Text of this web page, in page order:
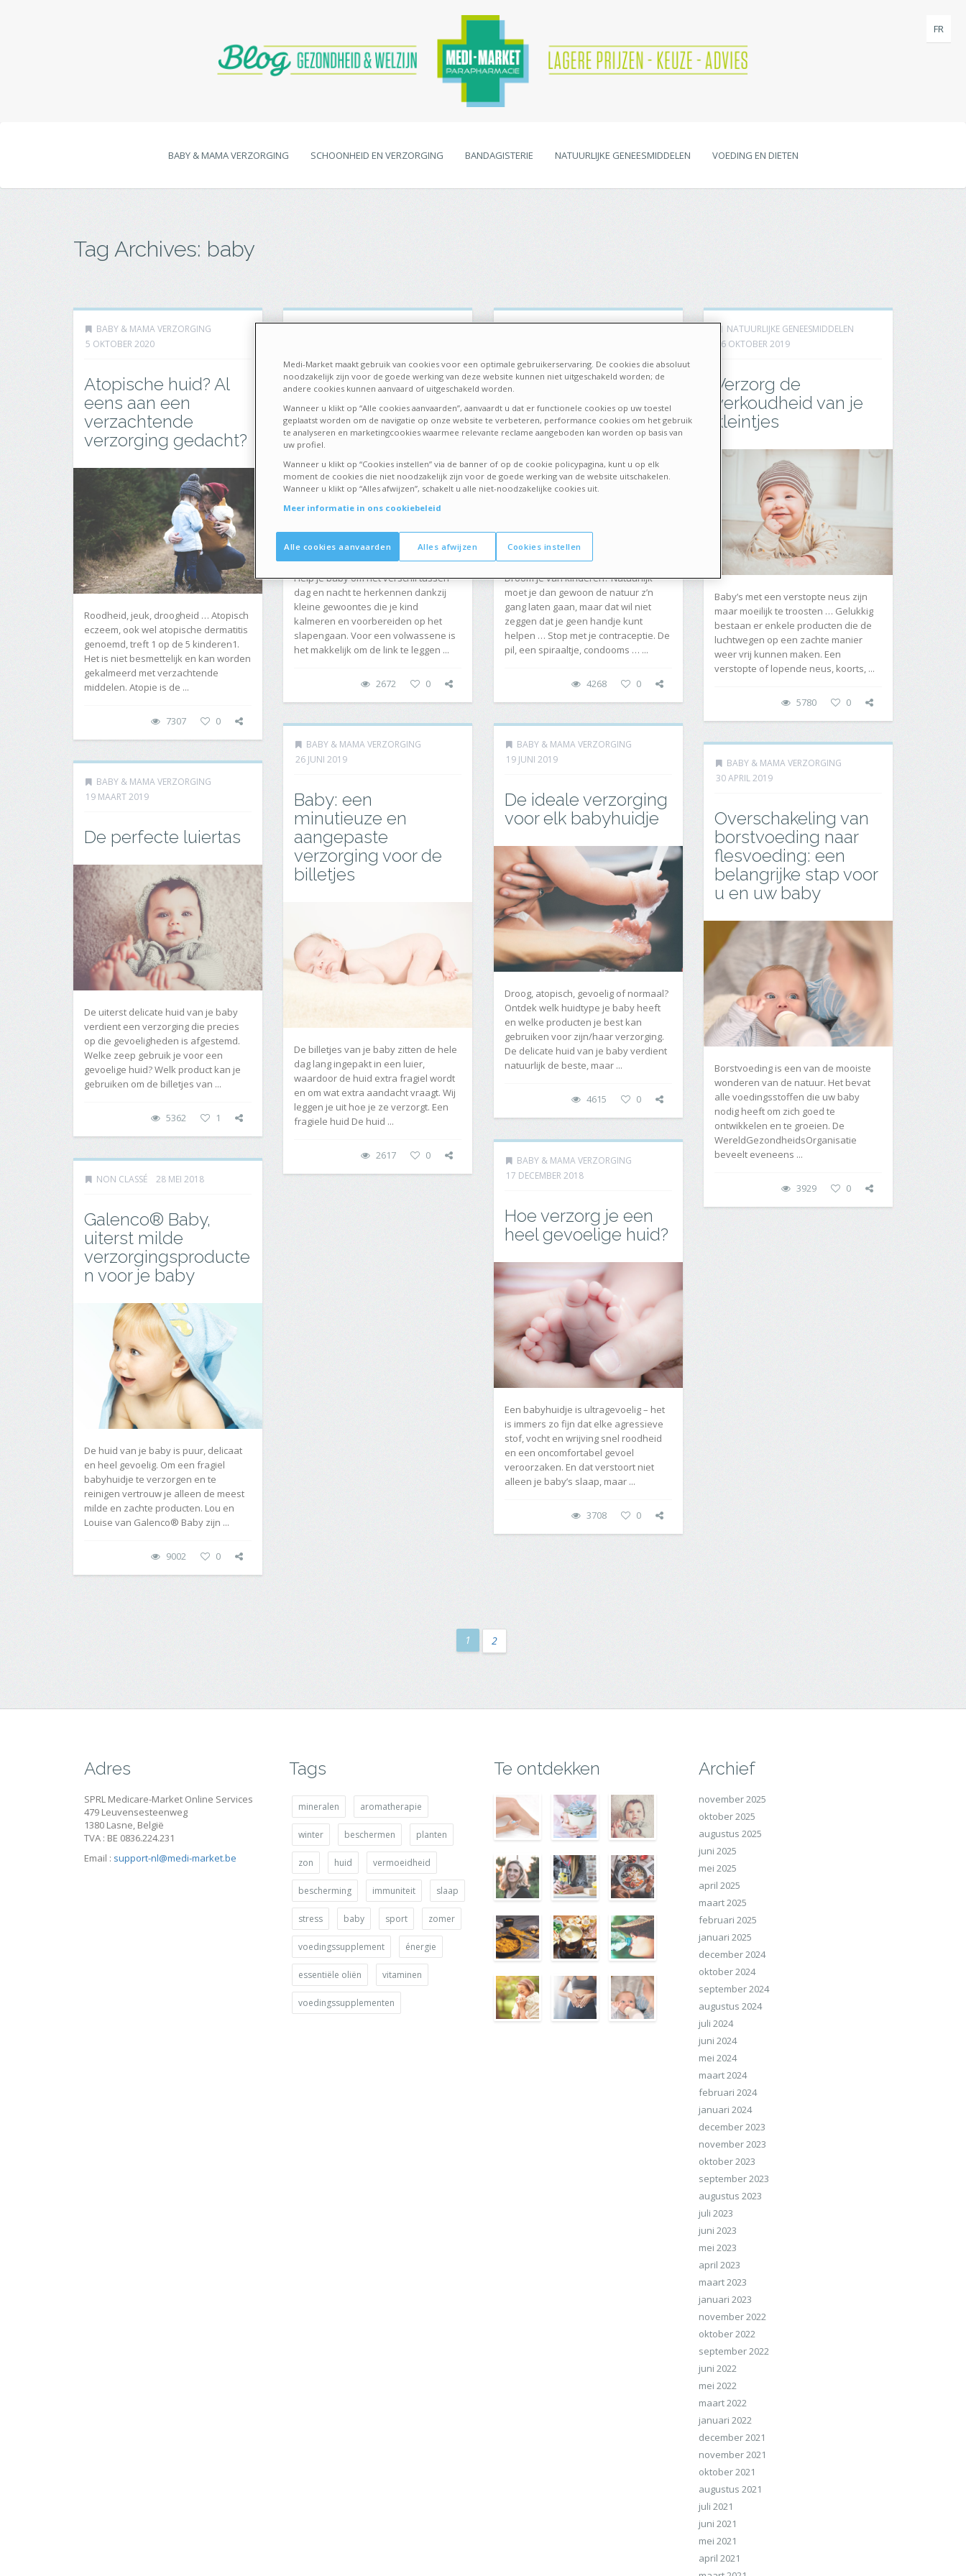
FR
BABY & MAMA VERZORGING SCHOONHEID EN VERZORGING BANDAGISTERIE NATUURLIJKE GENEESMIDDELEN VOEDING EN DIETEN
Tag Archives: baby
BABY & MAMA VERZORGING
5 OKTOBER 2020
Atopische huid? Al
eens aan een
verzachtende
verzorging gedacht?
Roodheid, jeuk, droogheid … Atopisch
eczeem, ook wel atopische dermatitis
genoemd, treft 1 op de 5 kinderen1.
Het is niet besmettelijk en kan worden
gekalmeerd met verzachtende
middelen. Atopie is de ...
7307 0
Het belang van een
avondritueel
Help je baby om het verschil tussen
dag en nacht te herkennen dankzij
kleine gewoontes die je kind
kalmeren en voorbereiden op het
slapengaan. Voor een volwassene is
het makkelijk om de link te leggen ...
2672 0
Hoe kan je snel
zwanger worden?
Droom je van kinderen? Natuurlijk
moet je dan gewoon de natuur z’n
gang laten gaan, maar dat wil niet
zeggen dat je geen handje kunt
helpen … Stop met je contraceptie. De
pil, een spiraaltje, condooms … ...
4268 0
NATUURLIJKE GENEESMIDDELEN
16 OKTOBER 2019
Verzorg de
verkoudheid van je
kleintjes
Baby’s met een verstopte neus zijn
maar moeilijk te troosten … Gelukkig
bestaan er enkele producten die de
luchtwegen op een zachte manier
weer vrij kunnen maken. Een
verstopte of lopende neus, koorts, ...
5780 0
BABY & MAMA VERZORGING
26 JUNI 2019
Baby: een
minutieuze en
aangepaste
verzorging voor de
billetjes
De billetjes van je baby zitten de hele
dag lang ingepakt in een luier,
waardoor de huid extra fragiel wordt
en om wat extra aandacht vraagt. Wij
leggen je uit hoe je ze verzorgt. Een
fragiele huid De huid ...
2617 0
BABY & MAMA VERZORGING
19 JUNI 2019
De ideale verzorging
voor elk babyhuidje
Droog, atopisch, gevoelig of normaal?
Ontdek welk huidtype je baby heeft
en welke producten je best kan
gebruiken voor zijn/haar verzorging.
De delicate huid van je baby verdient
natuurlijk de beste, maar ...
4615 0
BABY & MAMA VERZORGING
30 APRIL 2019
Overschakeling van
borstvoeding naar
flesvoeding: een
belangrijke stap voor
u en uw baby
Borstvoeding is een van de mooiste
wonderen van de natuur. Het bevat
alle voedingsstoffen die uw baby
nodig heeft om zich goed te
ontwikkelen en te groeien. De
WereldGezondheidsOrganisatie
beveelt eveneens ...
3929 0
BABY & MAMA VERZORGING
19 MAART 2019
De perfecte luiertas
De uiterst delicate huid van je baby
verdient een verzorging die precies
op die gevoeligheden is afgestemd.
Welke zeep gebruik je voor een
gevoelige huid? Welk product kan je
gebruiken om de billetjes van ...
5362 1
BABY & MAMA VERZORGING
17 DECEMBER 2018
Hoe verzorg je een
heel gevoelige huid?
Een babyhuidje is ultragevoelig – het
is immers zo fijn dat elke agressieve
stof, vocht en wrijving snel roodheid
en een oncomfortabel gevoel
veroorzaken. En dat verstoort niet
alleen je baby’s slaap, maar ...
3708 0
NON CLASSÉ 28 MEI 2018
Galenco® Baby,
uiterst milde
verzorgingsproducte
n voor je baby
De huid van je baby is puur, delicaat
en heel gevoelig. Om een fragiel
babyhuidje te verzorgen en te
reinigen vertrouw je alleen de meest
milde en zachte producten. Lou en
Louise van Galenco® Baby zijn ...
9002 0
1 2
Adres
SPRL Medicare-Market Online Services
479 Leuvensesteenweg
1380 Lasne, België
TVA : BE 0836.224.231
Email : support-nl@medi-market.be
Tags
mineralen aromatherapie
winter beschermen planten
zon huid vermoeidheid
bescherming immuniteit slaap
stress baby sport zomer
voedingssupplement énergie
essentiële oliën vitaminen
voedingssupplementen
Te ontdekken Archief
november 2025
oktober 2025
augustus 2025
juni 2025
mei 2025
april 2025
maart 2025
februari 2025
januari 2025
december 2024
oktober 2024
september 2024
augustus 2024
juli 2024
juni 2024
mei 2024
maart 2024
februari 2024
januari 2024
december 2023
november 2023
oktober 2023
september 2023
augustus 2023
juli 2023
juni 2023
mei 2023
april 2023
maart 2023
januari 2023
november 2022
oktober 2022
september 2022
juni 2022
mei 2022
maart 2022
januari 2022
december 2021
november 2021
oktober 2021
augustus 2021
juli 2021
juni 2021
mei 2021
april 2021
Medi-Market maakt gebruik van cookies voor een optimale gebruikerservaring. De cookies die absoluut
noodzakelijk zijn voor de goede werking van deze website kunnen niet uitgeschakeld worden; de
andere cookies kunnen aanvaard of uitgeschakeld worden.
Wanneer u klikt op “Alle cookies aanvaarden”, aanvaardt u dat er functionele cookies op uw toestel
geplaatst worden om de navigatie op onze website te verbeteren, performance cookies om het gebruik
te analyseren en marketingcookies waarmee relevante reclame aangeboden kan worden op basis van
uw profiel.
Wanneer u klikt op “Cookies instellen” via de banner of op de cookie policypagina, kunt u op elk
moment de cookies die niet noodzakelijk zijn voor de goede werking van de website uitschakelen.
Wanneer u klikt op “Alles afwijzen”, schakelt u alle niet-noodzakelijke cookies uit.
Meer informatie in ons cookiebeleid
Cookies instellen
Alles afwijzen
Alle cookies aanvaarden